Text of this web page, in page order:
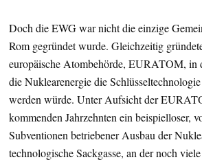
Doch die EWG war nicht die einzige
Rom gegründet wurde. Gleichzeitig
europäische Atombehörde, EURATOM, in
die Nuklearenergie die
werden würde. Unter Aufsicht der
kommenden Jahrzehnten ein beispielloser,
Subventionen betriebener Ausbau der
technologische Sackgasse, an der noch viele